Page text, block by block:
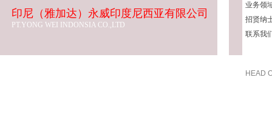
印尼（雅加达）永威印度尼西亚有限公司
PT.YONG WEI INDONSIA CO.,LTD
业务领
招贤纳
联系我
HEAD